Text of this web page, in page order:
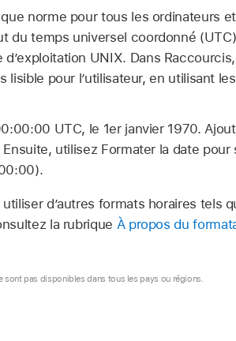
norme pour tous les ordinateurs
du temps universel coordonné
d’exploitation UNIX. Dans
lisible pour l’utilisateur, en utilisant
UTC, le 1er janvier 1970.
utilisez Formater la date
utiliser d’autres formats horaires tels
la rubrique À propos du
pas disponibles dans tous les pays ou régions.